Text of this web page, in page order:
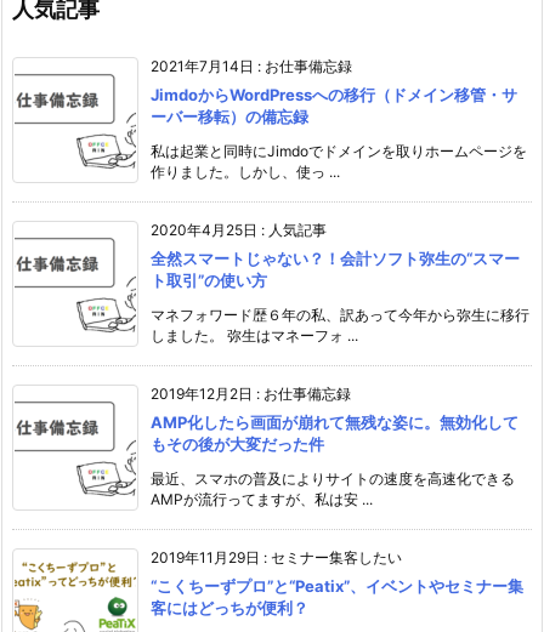
人気記事
2021年7月14日 : お仕事備忘録
JimdoからWordPressへの移行（ドメイン移管・サ
ーバー移転）の備忘録
私は起業と同時にJimdoでドメインを取りホームページを
作りました。しかし、使っ ...
2020年4月25日 : 人気記事
全然スマートじゃない？！会計ソフト弥生の“スマー
ト取引”の使い方
マネフォワード歴６年の私、訳あって今年から弥生に移行
しました。 弥生はマネーフォ ...
2019年12月2日 : お仕事備忘録
AMP化したら画面が崩れて無残な姿に。無効化して
もその後が大変だった件
最近、スマホの普及によりサイトの速度を高速化できる
AMPが流行ってますが、私は安 ...
2019年11月29日 : セミナー集客したい
“こくちーずプロ”と“Peatix”、イベントやセミナー集
客にはどっちが便利？